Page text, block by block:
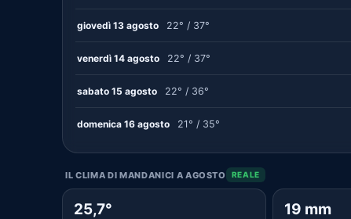
giovedì 13 agosto 22° / 37°
venerdì 14 agosto 22° / 37°
sabato 15 agosto 22° / 36°
domenica 16 agosto 21° / 35°
IL CLIMA DI MANDANICI A AGOSTO REALE
25,7° 19 mm